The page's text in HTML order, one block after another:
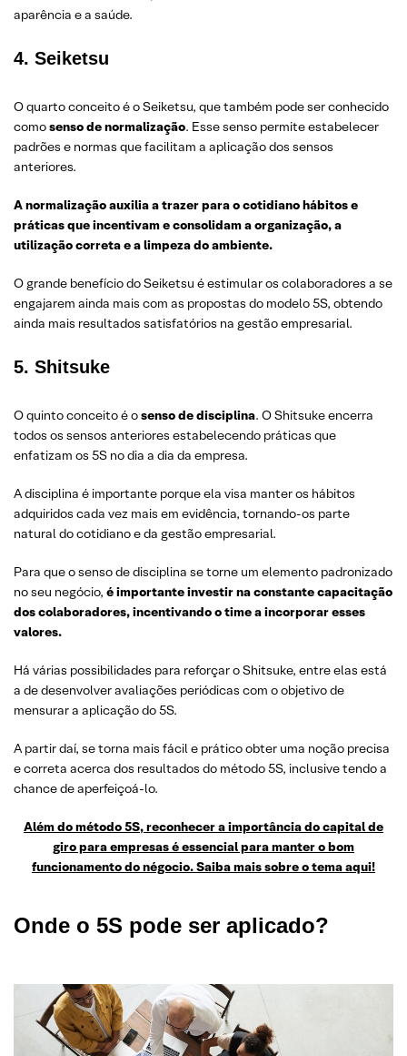
aparência e a saúde.
4. Seiketsu
O quarto conceito é o Seiketsu, que também pode ser conhecido
comosenso de normalização. Esse senso permite estabelecer
padrões e normas que facilitam a aplicação dos sensos
anteriores.
A normalização auxilia a trazer para o cotidiano hábitos e
práticas que incentivam e consolidam a organização, a
utilização correta e a limpeza do ambiente.
O grande benefício do Seiketsu é estimular os colaboradores a se
engajarem ainda mais com as propostas do modelo 5S, obtendo
ainda mais resultados satisfatórios na gestão empresarial.
5. Shitsuke
O quinto conceito é osenso de disciplina. O Shitsuke encerra
todos os sensos anteriores estabelecendo práticas que
enfatizam os 5S no dia a dia da empresa.
A disciplina é importante porque ela visa manter os hábitos
adquiridos cada vez mais em evidência, tornando-os parte
natural do cotidiano e da gestão empresarial.
Para que o senso de disciplina se torne um elemento padronizado
no seu negócio, é importante investir na constante capacitação
dos colaboradores, incentivando o time a incorporar esses
valores.
Há várias possibilidades para reforçar o Shitsuke, entre elas está
a de desenvolver avaliações periódicas com o objetivo de
mensurar a aplicação do 5S.
A partir daí, se torna mais fácil e prático obter uma noção precisa
e correta acerca dos resultados do método 5S, inclusive tendo a
chance de aperfeiçoá-lo.
Além do método 5S, reconhecer a importância do capital de
giro para empresas é essencial para manter o bom
funcionamento do négocio. Saiba mais sobre o tema aqui!
Onde o 5S pode ser aplicado?